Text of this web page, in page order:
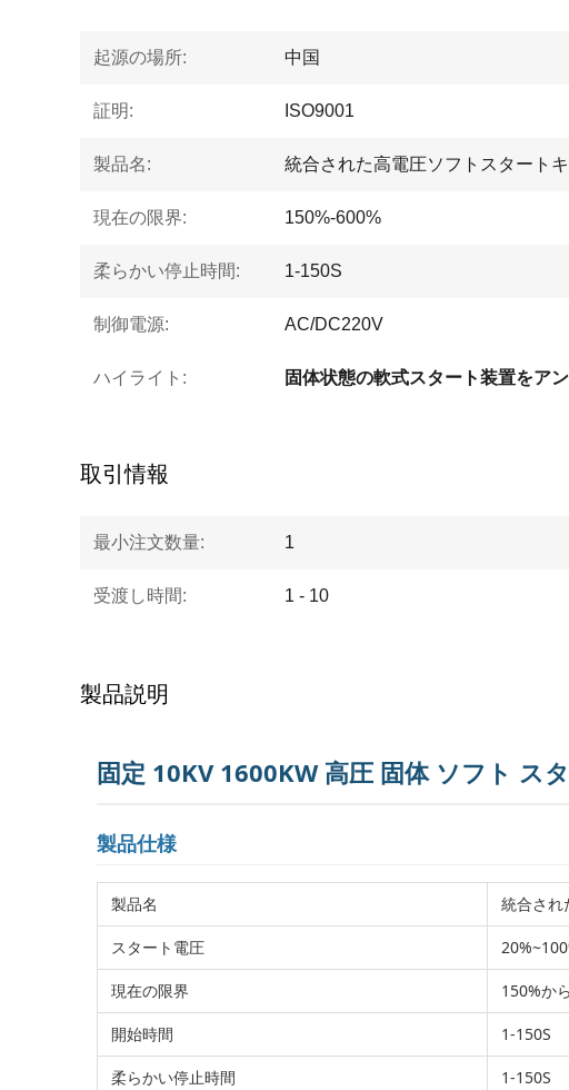
起源の場所: 中国
証明: ISO9001
製品名: 統合された高電圧ソフトスタート
現在の限界: 150%-600%
柔らかい停止時間: 1-150S
制御電源: AC/DC220V
ハイライト:
取引情報
最小注文数量: 1
受渡し時間: 1 - 10
製品説明
固定 10KV 1600KW 高圧 固体 ソフト ス
製品仕様
製品名 統合され
スタート電圧
現在の限界 150%か
開始時間 1-150S
柔らかい停止時間 1-150S